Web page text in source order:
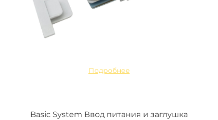
Подробнее
Basic System Ввод питания и заглушка